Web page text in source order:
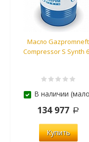
Масло Gazpromneft
Compressor S Synth
В наличии
134 977
Купить